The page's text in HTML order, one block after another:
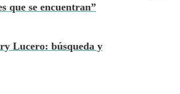
que se encuentran”
Lucero: búsqueda y